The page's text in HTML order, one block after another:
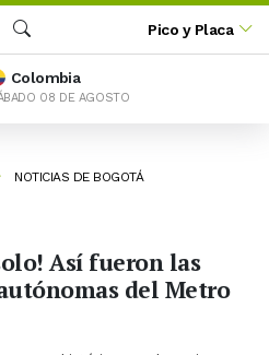
Buscar
Pico y Placa
Colombia
08 DE AGOSTO
NOTICIAS DE BOGOTÁ
Así fueron las
del Metro